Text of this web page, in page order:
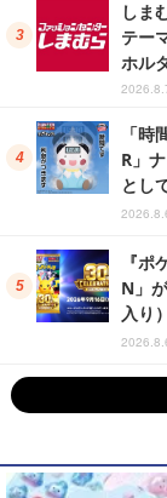
しま
テー
ホル
「
R」
とし
『
N」
入り）